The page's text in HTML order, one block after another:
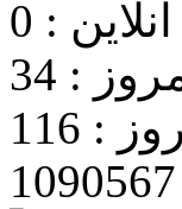
: 0
: 34
: 116